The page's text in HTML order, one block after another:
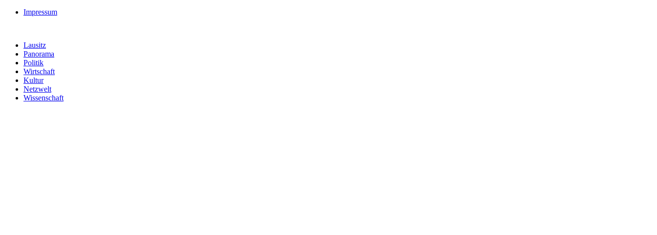
Impressum
Lausitz
Panorama
Politik
Wirtschaft
Kultur
Netzwelt
Wissenschaft